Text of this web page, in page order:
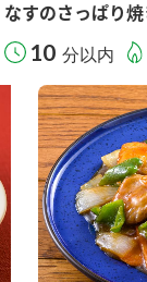
なすのさっぱり
10 分以内